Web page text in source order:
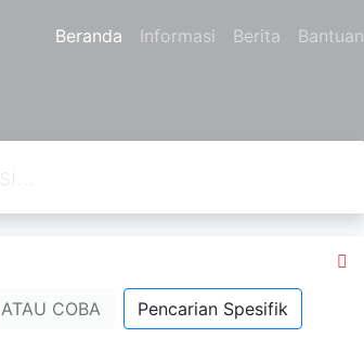
Beranda Informasi Berita Bantuan
ATAU COBA Pencarian Spesifik
callnumber=4 Sort by